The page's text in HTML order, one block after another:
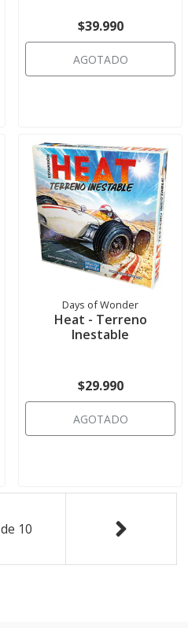
$39.990
AGOTADO
Days of Wonder
Heat - Terreno
Inestable
$29.990
AGOTADO
de 10